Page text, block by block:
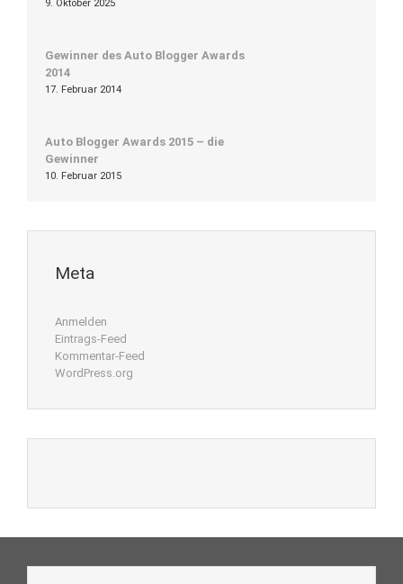
9. Oktober 2025
Gewinner des Auto Blogger Awards
2014
17. Februar 2014
Auto Blogger Awards 2015 – die
Gewinner
10. Februar 2015
Meta
Anmelden
Eintrags-Feed
Kommentar-Feed
WordPress.org